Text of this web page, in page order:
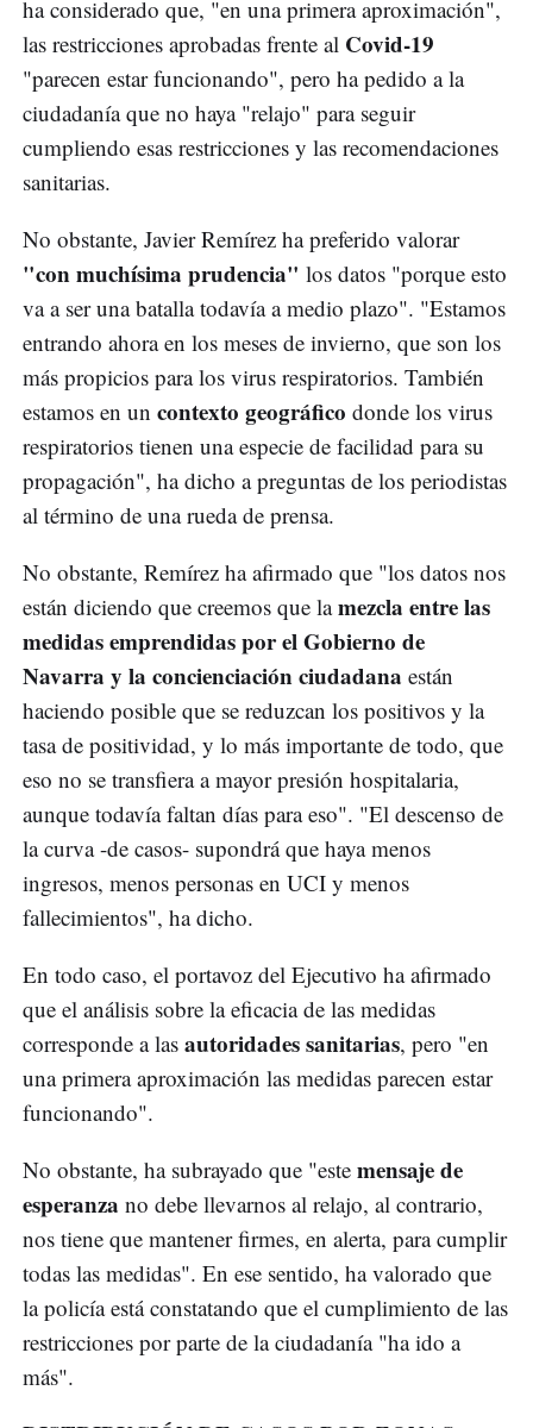
ha considerado que, "en una primera aproximación",
las restricciones aprobadas frente al Covid-19
"parecen estar funcionando", pero ha pedido a la
ciudadanía que no haya "relajo" para seguir
cumpliendo esas restricciones y las recomendaciones
sanitarias.
No obstante, Javier Remírez ha preferido valorar
"con muchísima prudencia" los datos "porque esto
va a ser una batalla todavía a medio plazo". "Estamos
entrando ahora en los meses de invierno, que son los
más propicios para los virus respiratorios. También
estamos en un contexto geográfico donde los virus
respiratorios tienen una especie de facilidad para su
propagación", ha dicho a preguntas de los periodistas
al término de una rueda de prensa.
No obstante, Remírez ha afirmado que "los datos nos
están diciendo que creemos que lamezcla entre las
medidas emprendidas por el Gobierno de
Navarra y la concienciación ciudadana están
haciendo posible que se reduzcan los positivos y la
tasa de positividad, y lo más importante de todo, que
eso no se transfiera a mayor presión hospitalaria,
aunque todavía faltan días para eso". "El descenso de
la curva -de casos- supondrá que haya menos
ingresos, menos personas en UCI y menos
fallecimientos", ha dicho.
En todo caso, el portavoz del Ejecutivo ha afirmado
que el análisis sobre la eficacia de las medidas
corresponde a las autoridades sanitarias, pero "en
una primera aproximación las medidas parecen estar
funcionando".
No obstante, ha subrayado que "este mensaje de
esperanza no debe llevarnos al relajo, al contrario,
nos tiene que mantener firmes, en alerta, para cumplir
todas las medidas". En ese sentido, ha valorado que
la policía está constatando que el cumplimiento de las
restricciones por parte de la ciudadanía "ha ido a
más".